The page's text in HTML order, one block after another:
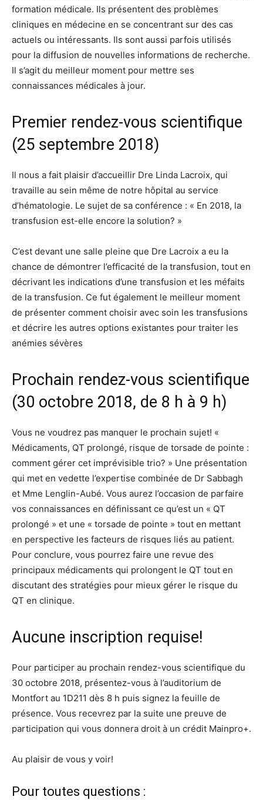
formation médicale. Ils présentent des problèmes
cliniques en médecine en se concentrant sur des cas
actuels ou intéressants. Ils sont aussi parfois utilisés
pour la diffusion de nouvelles informations de recherche.
Il s’agit du meilleur moment pour mettre ses
connaissances médicales à jour.
Premier rendez-vous scientifique
(25 septembre 2018)
Il nous a fait plaisir d’accueillir Dre Linda Lacroix, qui
travaille au sein même de notre hôpital au service
d’hématologie. Le sujet de sa conférence : « En 2018, la
transfusion est-elle encore la solution? »
C’est devant une salle pleine que Dre Lacroix a eu la
chance de démontrer l’efficacité de la transfusion, tout en
décrivant les indications d’une transfusion et les méfaits
de la transfusion. Ce fut également le meilleur moment
de présenter comment choisir avec soin les transfusions
et décrire les autres options existantes pour traiter les
anémies sévères
Prochain rendez-vous scientifique
(30 octobre 2018, de 8 h à 9 h)
Vous ne voudrez pas manquer le prochain sujet! «
Médicaments, QT prolongé, risque de torsade de pointe :
comment gérer cet imprévisible trio? » Une présentation
qui met en vedette l’expertise combinée de Dr Sabbagh
et Mme Lenglin-Aubé. Vous aurez l’occasion de parfaire
vos connaissances en définissant ce qu’est un « QT
prolongé » et une « torsade de pointe » tout en mettant
en perspective les facteurs de risques liés au patient.
Pour conclure, vous pourrez faire une revue des
principaux médicaments qui prolongent le QT tout en
discutant des stratégies pour mieux gérer le risque du
QT en clinique.
Aucune inscription requise!
Pour participer au prochain rendez-vous scientifique du
30 octobre 2018, présentez-vous à l’auditorium de
Montfort au 1D211 dès 8 h puis signez la feuille de
présence. Vous recevrez par la suite une preuve de
participation qui vous donnera droit à un crédit Mainpro+.
Au plaisir de vous y voir!
Pour toutes questions :